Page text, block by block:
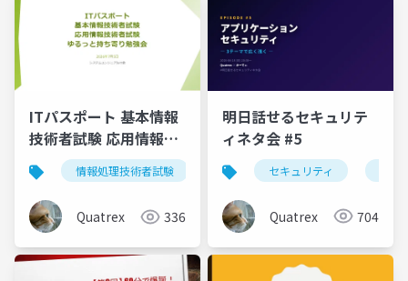
ITパスポート 基本情報
技術者試験 応用情報技
術者試験 ゆるっと持ち
寄り勉強会
情報処理技術者試験 itパスポート 基本情報技術者
Quatrex 336
明日話せるセキュリテ
ィネタ会 #5
セキュリティ
Quatrex 704